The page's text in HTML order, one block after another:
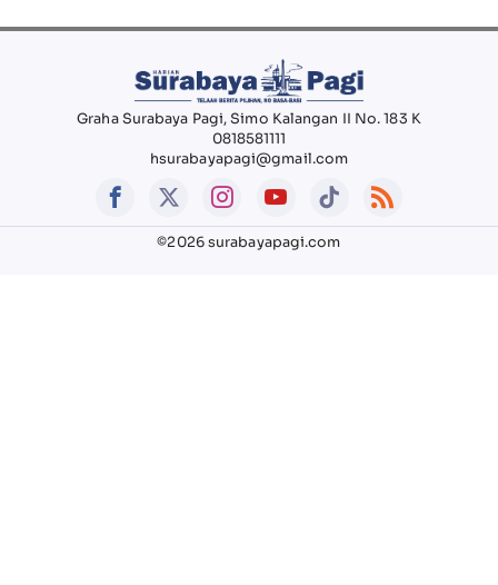
Graha Surabaya Pagi, Simo Kalangan II No. 183 K
0818581111
hsurabayapagi@gmail.com
©2026 surabayapagi.com